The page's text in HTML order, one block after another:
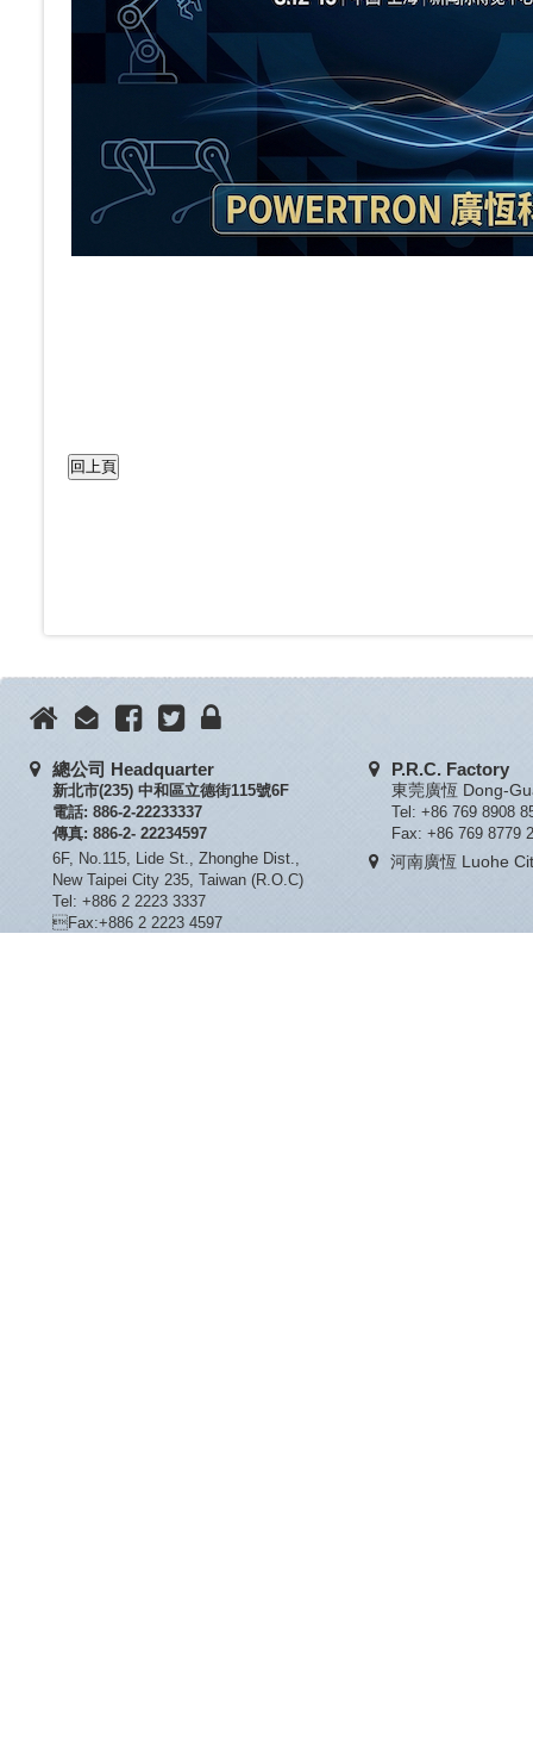
總公司 Headquarter
新北市(235) 中和區立德街115號6F
電話: 886-2-22233337
傳真: 886-2- 22234597
6F, No.115, Lide St., Zhonghe Dist.,
New Taipei City 235, Taiwan (R.O.C)
Tel: +886 2 2223 3337
Fax:+886 2 2223 4597
P.R.C. Factory
東莞廣恆 Dong-
Tel: +86 769 8908
Fax: +86 769 8779
河南廣恆 Luohe